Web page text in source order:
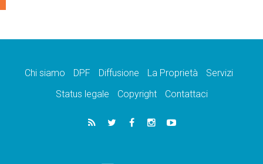
Chi siamo DPF Diffusione La Proprietà
Servizi
Status legale
Copyright Contattaci